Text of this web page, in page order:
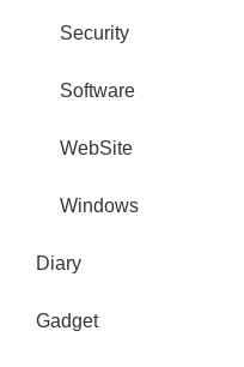
Security
Software
WebSite
Windows
Diary
Gadget